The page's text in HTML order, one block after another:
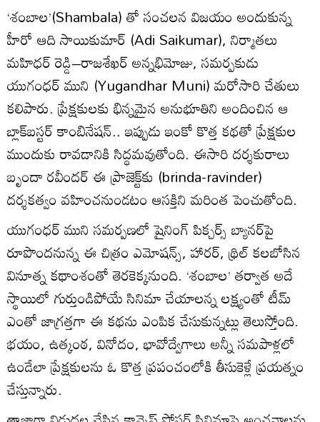
‘శంబాల’(Shambala) తో సంచలన విజయం అందుకున్న
హీరో ఆది సాయికుమార్ (Adi Saikumar), నిర్మాతలు
మహిధర్ రెడ్డి–రాజశేఖర్ అన్నభిమోజు, సమర్పకుడు
యుగంధర్ ముని (Yugandhar Muni) మరోసారి చేతులు
కలిపారు. ప్రేక్షకులకు భిన్నమైన అనుభూతిని అందించిన ఆ
బ్లాక్‌బస్టర్ కాంబినేషన్.. ఇప్పుడు ఇంకో కొత్త కథతో ప్రేక్షకుల
ముందుకు రావడానికి సిద్ధమవుతోంది. ఈసారి దర్శకురాలు
బృందా రవీందర్ ఈ ప్రాజెక్ట్‌కు (brinda-ravinder)
దర్శకత్వం వహించనుండటం ఆసక్తిని మరింత పెంచుతోంది.
యుగంధర్ ముని సమర్పణలో షైనింగ్ పిక్చర్స్ బ్యానర్‌పై
రూపొందనున్న ఈ చిత్రం ఎమోషన్స్, హారర్, థ్రిల్ కలబోసిన
వినూత్న కథాంశంతో తెరకెక్కనుంది. ‘శంబాల’ తర్వాత అదే
స్థాయిలో గుర్తుండిపోయే సినిమా చేయాలన్న లక్ష్యంతో టీమ్
ఎంతో జాగ్రత్తగా ఈ కథను ఎంపిక చేసుకున్నట్లు తెలుస్తోంది.
భయం, ఉత్కంఠ, వినోదం, భావోద్వేగాలు అన్నీ సమపాళ్లలో
ఉండేలా ప్రేక్షకులను ఓ కొత్త ప్రపంచంలోకి తీసుకెళ్లే ప్రయత్నం
చేస్తున్నారు.